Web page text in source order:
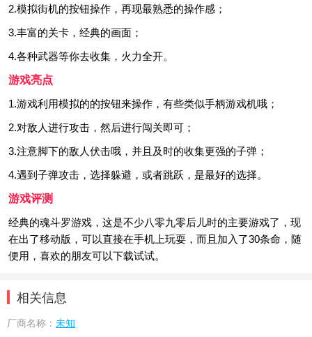
2.模拟街机的按钮操作，再现最熟悉的操作感；
3.丰富的关卡，经典的画面；
4.各种武器等你去收集，火力全开。
游戏亮点
1.游戏利用模拟的的按钮来操作，有些类似手柄游戏机哦；
2.对敌人进行攻击，然后进行闯关即可；
3.注意脚下的敌人伏击哦，并且及时的收集更强的子弹；
4.遇到子弹攻击，选择躲避，或者跳跃，是最好的选择。
游戏评测
经典的魂斗罗游戏，这是不少八零九零后儿时的主要游戏了，现
在出了移动版，可以直接在手机上玩耍，而且加入了30条命，随
便用，喜欢的朋友可以下载试试。
相关信息
厂商名称： 未知